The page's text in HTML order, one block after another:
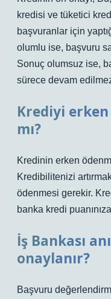
kredisi ve tüketici
başvuranlar için
olumlu ise, başvuru
Sonuç olumsuz ise,
sürece devam
Krediyi
mı?
Kredinin erken
Kredibilitenizi
ödenmesi gerekir.
banka kredi
İş Bankası
onaylanır?
Başvuru